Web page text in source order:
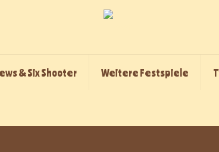
& Six Shooter Weitere Festspiele